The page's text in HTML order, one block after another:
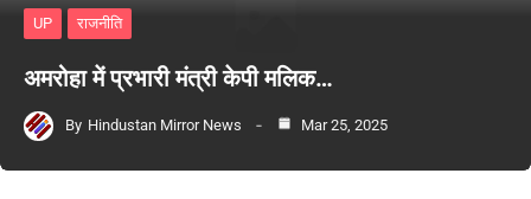
UP राजनीति
अमरोहा में प्रभारी मंत्री केपी मलिक…
By Hindustan Mirror News Mar 25, 2025